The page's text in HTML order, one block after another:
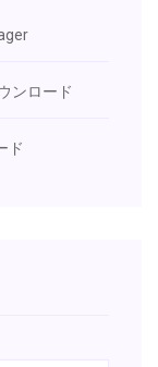
ンロード
ド